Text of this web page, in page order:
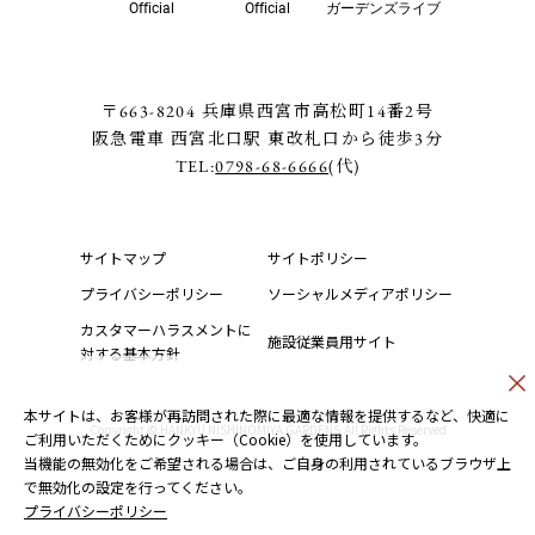
本サイトは、お客様が再訪問された際に最適な情報を提供するなど、快適に
ご利用いただくためにクッキー（Cookie）を使用しています。
当機能の無効化をご希望される場合は、ご自身の利用されているブラウザ上
で無効化の設定を行ってください。
プライバシーポリシー
Official Official ガーデンズライブ
〒663-8204 兵庫県西宮市高松町14番2号
阪急電車 西宮北口駅 東改札口から徒歩3分
TEL:0798-68-6666(代)
サイトマップ
サイトポリシー
プライバシーポリシー
ソーシャルメディアポリシー
カスタマーハラスメントに
対する基本方針
施設従業員用サイト
Copyright © HANKYU NISHINOMIYA GARDENS.All Rights Reserved